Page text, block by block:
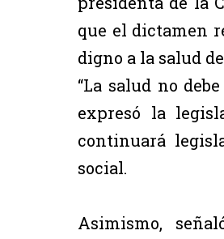
que el dictamen
digno a la salud
“La salud no
expresó la
continuará
social.
Asimismo,